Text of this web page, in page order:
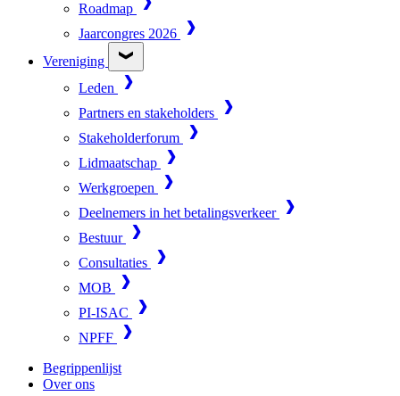
Roadmap
Jaarcongres 2026
Vereniging
Leden
Partners en stakeholders
Stakeholderforum
Lidmaatschap
Werkgroepen
Deelnemers in het betalingsverkeer
Bestuur
Consultaties
MOB
PI-ISAC
NPFF
Begrippenlijst
Over ons